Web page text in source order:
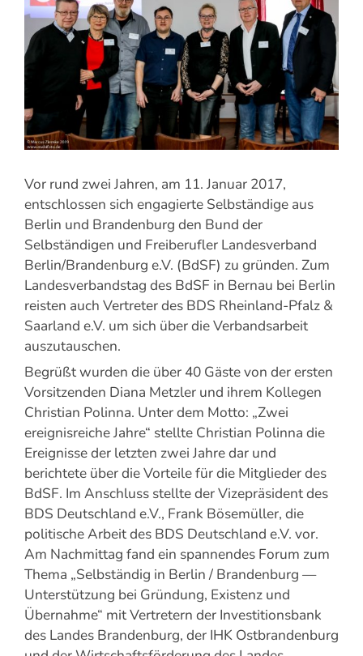
Vor rund zwei Jahren, am 11. Januar 2017,
entschlossen sich engagierte Selbständige aus
Berlin und Brandenburg den Bund der
Selbständigen und Freiberufler Landesverband
Berlin/Brandenburg e.V. (BdSF) zu gründen. Zum
Landesverbandstag des BdSF in Bernau bei Berlin
reisten auch Vertreter des BDS Rheinland-Pfalz &
Saarland e.V. um sich über die Verbandsarbeit
auszutauschen.
Begrüßt wurden die über 40 Gäste von der ersten
Vorsitzenden Diana Metzler und ihrem Kollegen
Christian Polinna. Unter dem Motto: „Zwei
ereignisreiche Jahre“ stellte Christian Polinna die
Ereignisse der letzten zwei Jahre dar und
berichtete über die Vorteile für die Mitglieder des
BdSF. Im Anschluss stellte der Vizepräsident des
BDS Deutschland e.V., Frank Bösemüller, die
politische Arbeit des BDS Deutschland e.V. vor.
Am Nachmittag fand ein spannendes Forum zum
Thema „Selbständig in Berlin / Brandenburg —
Unterstützung bei Gründung, Existenz und
Übernahme“ mit Vertretern der Investitionsbank
des Landes Brandenburg, der IHK Ostbrandenburg